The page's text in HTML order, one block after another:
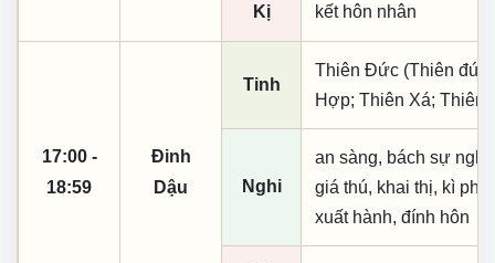
Kị kết hôn nhân
17:00 -
18:59
Đinh
Dậu
Tinh
Thiên Đức (Thiên đức,
Hợp; Thiên Xá; Thiên
Nghi
an sàng, bách sự
giá thú, khai thị, kì
xuất hành, đính hôn